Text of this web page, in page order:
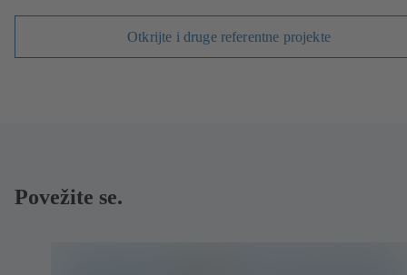
Otkrijte i druge referentne projekte
Povežite se.